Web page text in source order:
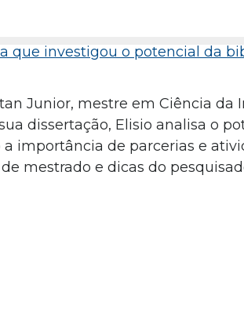
que investigou o potencial da
Junior, mestre em Ciência da
dissertação, Elisio analisa o
importância de parcerias e
mestrado e dicas do